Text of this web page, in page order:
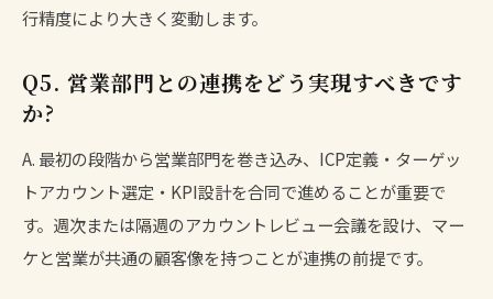
行精度により大きく変動します。
Q5. 営業部門との連携をどう実現すべきです
か?
A. 最初の段階から営業部門を巻き込み、ICP定義・ターゲッ
トアカウント選定・KPI設計を合同で進めることが重要で
す。週次または隔週のアカウントレビュー会議を設け、マー
ケと営業が共通の顧客像を持つことが連携の前提です。